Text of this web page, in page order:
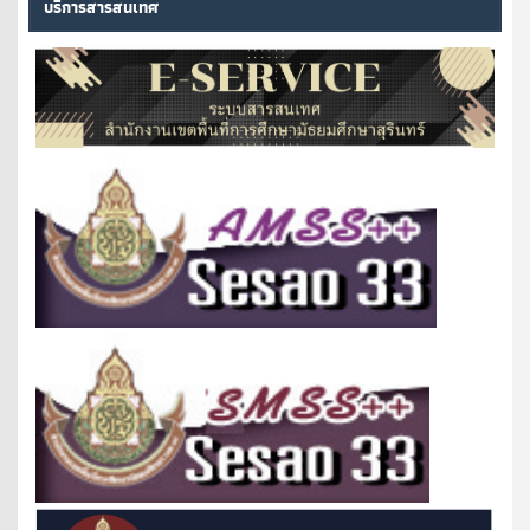
บริการสารสนเทศ